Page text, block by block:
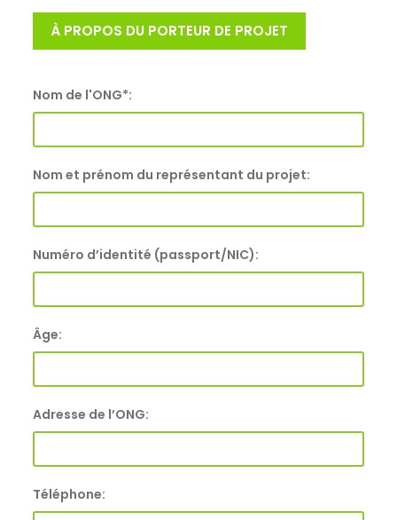
À PROPOS DU PORTEUR DE PROJET
Nom de l'ONG*:
Nom et prénom du représentant du projet:
Numéro d’identité (passport/NIC):
Âge:
Adresse de l’ONG:
Téléphone: